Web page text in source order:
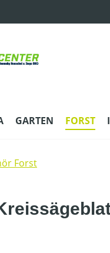
GARTEN FORST
Forst